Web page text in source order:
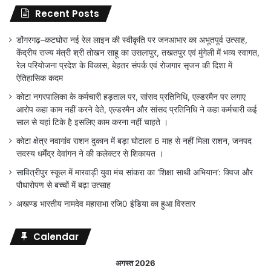
Recent Posts
डोंगरगढ़–कटघोरा नई रेल लाइन की स्वीकृति पर जनआभार का अभूतपूर्व उत्साह,
केंद्रीय राज्य मंत्री श्री तोखन साहू का उसलापुर, तखतपुर एवं मुंगेली में भव्य स्वागत,
रेल परियोजना प्रदेश के विकास, बेहतर संपर्क एवं रोजगार सृजन की दिशा में
ऐतिहासिक कदम
कोटा नगरपालिका के कर्मचारी हड़ताल पर, सांसद प्रतिनिधि, एल्डरमैन पर लगाए
आरोप कहा काम नहीं करने देते, एल्डरमैन और सांसद प्रतिनिधि ने कहा कर्मचारी कई
साल से यहां टिके है इसलिए काम करना नहीं चाहते ।
कोटा क्षेत्र नवागांव राशन दुकान में बड़ा घोटाला 6 माह से नहीं मिला राशन, जनपद
सदस्य धर्मेंद्र देवांगन ने की कलेक्टर से शिकायत ।
सावित्रीपुर स्कूल में मारवाड़ी युवा मंच सांकरा का ‘शिक्षा साथी अभियान’: क्विज और
पौधारोपण से बच्चों में बढ़ा उत्साह
अखण्ड भारतीय नामदेव महासभा रजि0 इंडिया का हुआ विस्तार
Calendar
अगस्त 2026